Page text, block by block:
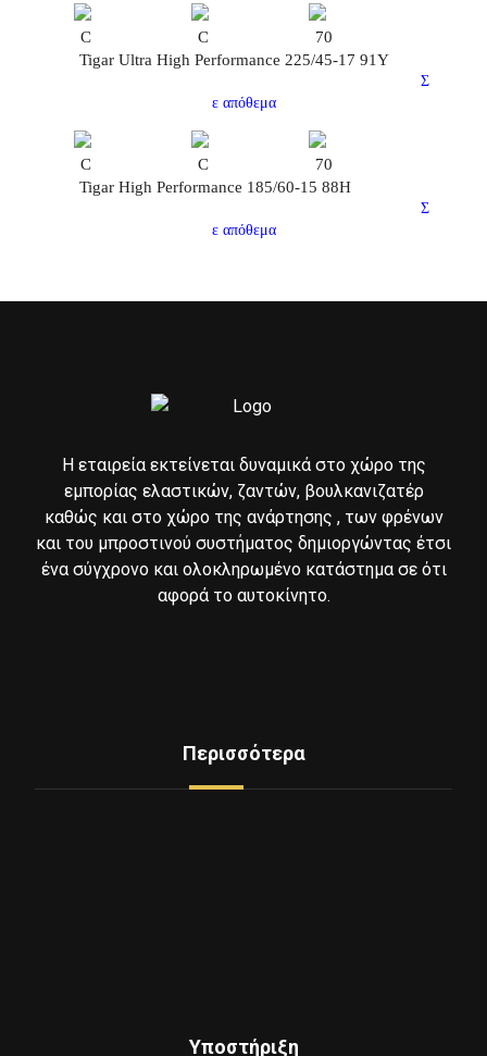
C C
70
Tigar Ultra High Performance 225/45-17 91Y
Σ
ε απόθεμα
C C
70
Tigar High Performance 185/60-15 88H
Σ
ε απόθεμα
Η εταιρεία εκτείνεται δυναμικά στο χώρο της
εμπορίας ελαστικών, ζαντών, βουλκανιζατέρ
καθώς και στο χώρο της ανάρτησης , των φρένων
και του μπροστινού συστήματος δημιοργώντας έτσι
ένα σύγχρονο και ολοκληρωμένο κατάστημα σε ότι
αφορά το αυτοκίνητο.
Περισσότερα
Υποστήριξη